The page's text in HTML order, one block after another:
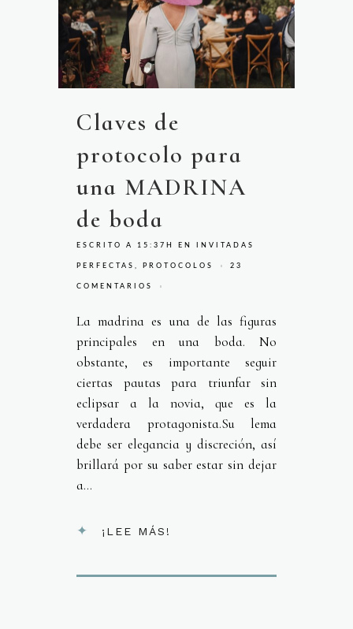
Claves de
protocolo para
una MADRINA
de boda
ESCRITO A 15:37H EN INVITADAS
PERFECTAS , PROTOCOLOS 23
COMENTARIOS
La madrina es una de las figuras
principales en una boda. No
obstante, es importante seguir
ciertas pautas para triunfar sin
eclipsar a la novia, que es la
verdadera protagonista.Su lema
debe ser elegancia y discreción, así
brillará por su saber estar sin dejar
a...
¡LEE MÁS!